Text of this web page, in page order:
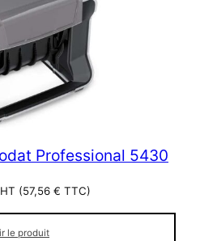
Professional 5430
HT (57,56 € TTC)
le produit